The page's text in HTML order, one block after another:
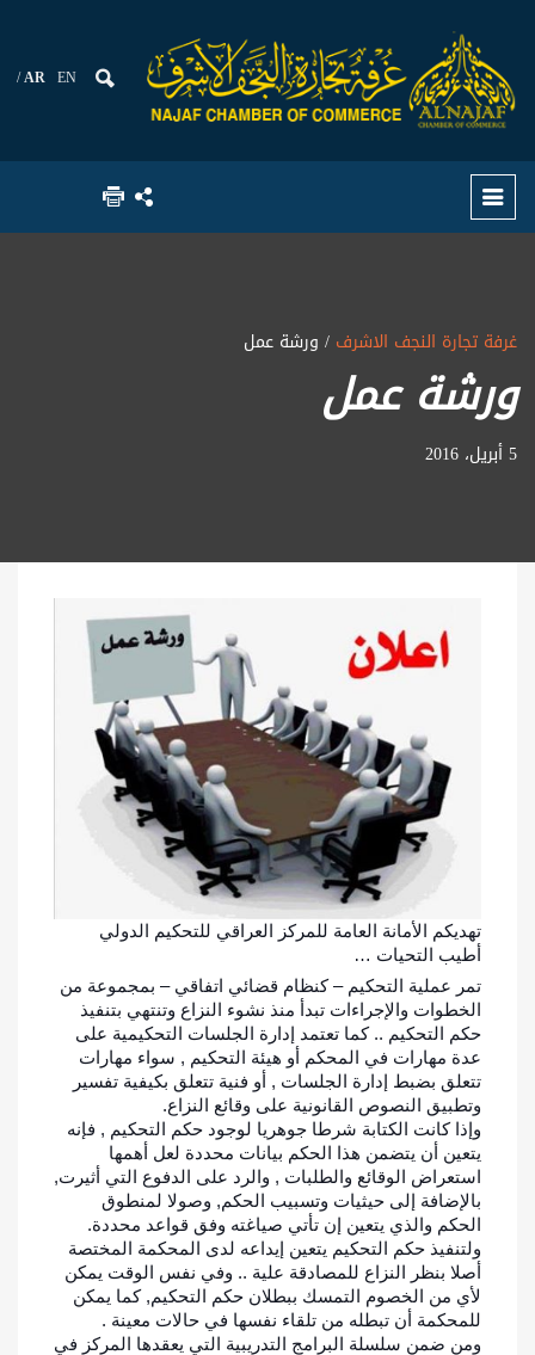
AR EN
غرفة تجارة النجف الاشرف / ورشة عمل
ورشة عمل
5 أبريل، 2016
تهديكم الأمانة العامة للمركز العراقي للتحكيم الدولي
أطيب التحيات …
تمر عملية التحكيم – كنظام قضائي اتفاقي – بمجموعة من
الخطوات والإجراءات تبدأ منذ نشوء النزاع وتنتهي بتنفيذ
حكم التحكيم .. كما تعتمد إدارة الجلسات التحكيمية على
عدة مهارات في المحكم أو هيئة التحكيم , سواء مهارات
تتعلق بضبط إدارة الجلسات , أو فنية تتعلق بكيفية تفسير
وتطبيق النصوص القانونية على وقائع النزاع.
وإذا كانت الكتابة شرطا جوهريا لوجود حكم التحكيم , فإنه
يتعين أن يتضمن هذا الحكم بيانات محددة لعل أهمها
استعراض الوقائع والطلبات , والرد على الدفوع التي أثيرت,
بالإضافة إلى حيثيات وتسبيب الحكم, وصولا لمنطوق
الحكم والذي يتعين إن تأتي صياغته وفق قواعد محددة.
ولتنفيذ حكم التحكيم يتعين إيداعه لدى المحكمة المختصة
أصلا بنظر النزاع للمصادقة علية .. وفي نفس الوقت يمكن
لأي من الخصوم التمسك ببطلان حكم التحكيم, كما يمكن
للمحكمة أن تبطله من تلقاء نفسها في حالات معينة .
ومن ضمن سلسلة البرامج التدريبية التي يعقدها المركز في